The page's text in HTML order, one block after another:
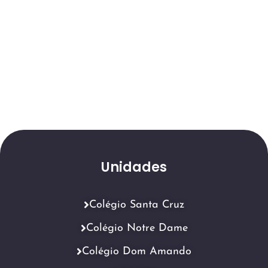
Unidades
Colégio Santa Cruz
Colégio Notre Dame
Colégio Dom Amando